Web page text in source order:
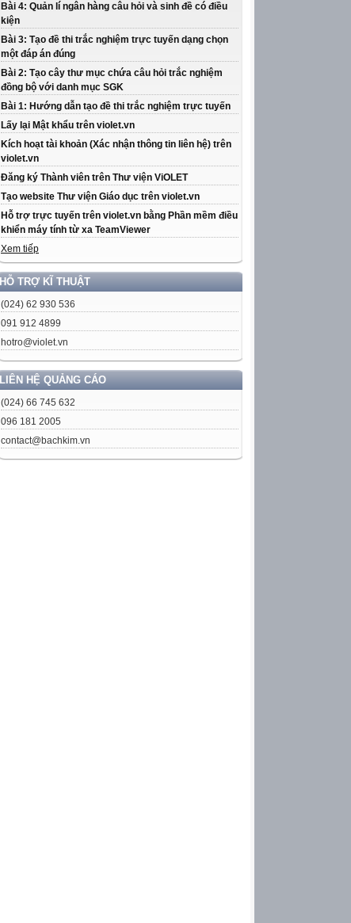
Bài 4: Quản lí ngân hàng câu hỏi và sinh đề có điều
kiện
Bài 3: Tạo đề thi trắc nghiệm trực tuyến dạng chọn
một đáp án đúng
Bài 2: Tạo cây thư mục chứa câu hỏi trắc nghiệm
đồng bộ với danh mục SGK
Bài 1: Hướng dẫn tạo đề thi trắc nghiệm trực tuyến
Lấy lại Mật khẩu trên violet.vn
Kích hoạt tài khoản (Xác nhận thông tin liên hệ) trên
violet.vn
Đăng ký Thành viên trên Thư viện ViOLET
Tạo website Thư viện Giáo dục trên violet.vn
Hỗ trợ trực tuyến trên violet.vn bằng Phần mềm điều
khiển máy tính từ xa TeamViewer
Xem tiếp
HỖ TRỢ KĨ THUẬT
(024) 62 930 536
091 912 4899
hotro@violet.vn
LIÊN HỆ QUẢNG CÁO
(024) 66 745 632
096 181 2005
contact@bachkim.vn